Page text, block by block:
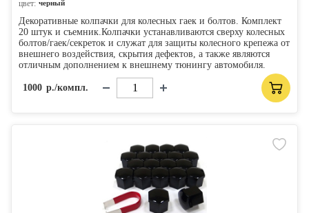
цвет: черный
Декоративные колпачки для колесных гаек и болтов. Комплект
20 штук и съемник.Колпачки устанавливаются сверху колесных
болтов/гаек/секреток и служат для защиты колесного крепежа от
внешнего воздействия, скрытия дефектов, а также являются
отличным дополнением к внешнему тюнингу автомобиля.
1000 р./компл.